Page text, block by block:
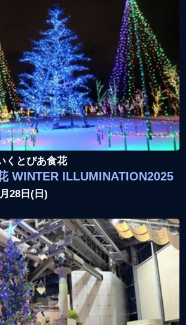
くとぴあ食花
WINTER ILLUMINATION2025
28日(日)